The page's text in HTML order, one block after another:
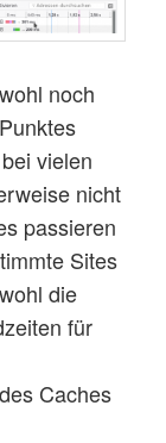
noch
vielen
nicht
passieren
Sites
die
für
Caches